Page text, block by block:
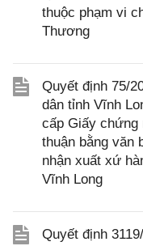
thuộc phạm vi
Thương
Quyết định 75/
dân tỉnh Vĩnh
cấp Giấy chứng
thuận bằng văn
nhận xuất xứ
Vĩnh Long
Quyết định